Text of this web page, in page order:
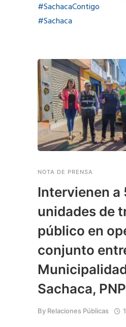
#SachacaContigo
#Sachaca
NOTA DE PRENSA
Intervienen a
unidades de
público en
conjunto
Sachaca,
By Relaciones Públicas